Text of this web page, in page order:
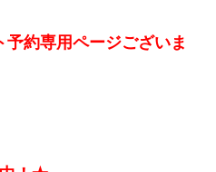
約専用ページございま